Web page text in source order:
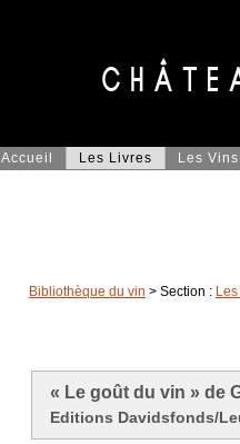
Accueil Les Livres Les Vins
Bibliothèque du vin > Section :
« Le goût du vin » de
Editions Davidsfonds/